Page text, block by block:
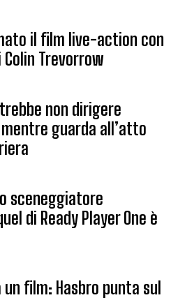
il film live-action con
Trevorrow
non dirigere
guarda all’atto
sceneggiatore
di Ready Player One è
film: Hasbro punta sul